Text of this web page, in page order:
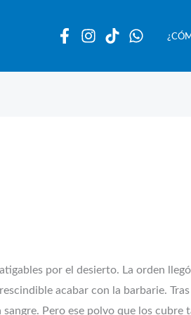
por el desierto. La orden
acabar con la barbarie. Tras
Pero ese polvo que los cubre